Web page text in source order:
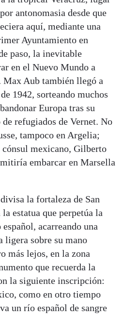
antonomasia desde que
aquí, mediante una
Ayuntamiento en
paso, la inevitable
en el Nuevo Mundo a
Max Aub también llegó a
1942, sorteando muchos
Europa tras su
refugiados de Vernet. No
tampoco en Argelia;
mexicano, Gilberto
embarcar en Marsella
la fortaleza de San
estatua que perpetúa la
acarreando una
ligera sobre su mano
más lejos, en la zona
que recuerda la
la siguiente inscripción:
como en otro tiempo
un río español de sangre